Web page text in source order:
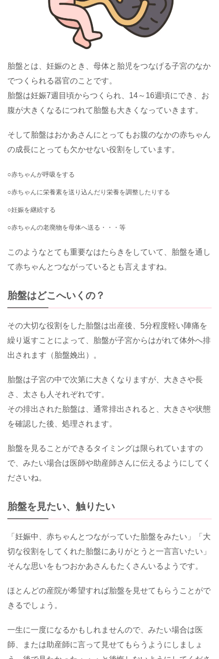
胎盤とは、妊娠のとき、母体と胎児をつなげる子宮のなか
でつくられる器官のことです。
胎盤は妊娠7週目頃からつくられ、14～16週頃にでき、お
腹が大きくなるにつれて胎盤も大きくなっていきます。
そして胎盤はおかあさんにとってもお腹のなかの赤ちゃん
の成長にとっても欠かせない役割をしています。
○赤ちゃんが呼吸をする
○赤ちゃんに栄養素を送り込んだり栄養を調整したりする
○妊娠を継続する
○赤ちゃんの老廃物を母体へ送る・・・等
このようなとても重要なはたらきをしていて、胎盤を通し
て赤ちゃんとつながっているとも言えますね。
胎盤はどこへいくの？
その大切な役割をした胎盤は出産後、5分程度軽い陣痛を
繰り返すことによって、胎盤が子宮からはがれて体外へ排
出されます（胎盤娩出）。
胎盤は子宮の中で次第に大きくなりますが、大きさや長
さ、太さも人それぞれです。
その排出された胎盤は、通常排出されると、大きさや状態
を確認した後、処理されます。
胎盤を見ることができるタイミングは限られていますの
で、みたい場合は医師や助産師さんに伝えるようにしてく
ださいね。
胎盤を見たい、触りたい
「妊娠中、赤ちゃんとつながっていた胎盤をみたい」「大
切な役割をしてくれた胎盤にありがとうと一言言いたい」
そんな思いをもつおかあさんもたくさんいるようです。
ほとんどの産院が希望すれば胎盤を見せてもらうことがで
きるでしょう。
一生に一度になるかもしれませんので、みたい場合は医
師、または助産師に言って見せてもらうようにしましょ